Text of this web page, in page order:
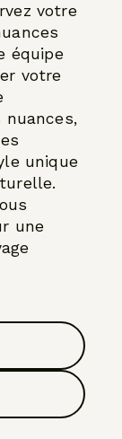
votre
équipe
votre
nuances,
unique
une